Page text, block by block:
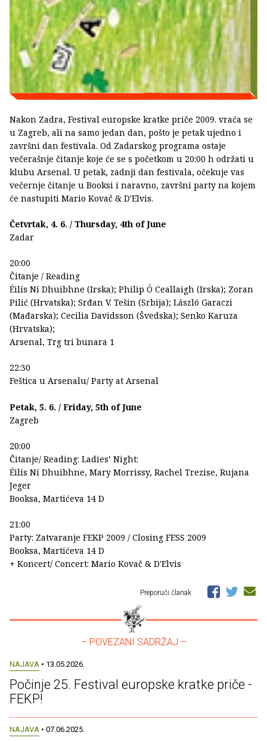
Nakon Zadra, Festival europske kratke priče 2009. vraća se
u Zagreb, ali na samo jedan dan, pošto je petak ujedno i
završni dan festivala. Od Zadarskog programa ostaje
večerašnje čitanje koje će se s početkom u 20:00 h održati u
klubu Arsenal. U petak, zadnji dan festivala, očekuje vas
večernje čitanje u Booksi i naravno, završni party na kojem
će nastupiti Mario Kovač & D'Elvis.
Četvrtak, 4. 6. / Thursday, 4th of June
Zadar
20:00
Čitanje / Reading
Éilís Ní Dhuibhne (Irska); Philip Ó Ceallaigh (Irska); Zoran
Pilić (Hrvatska); Srđan V. Tešin (Srbija); László Garaczi
(Mađarska); Cecilia Davidsson (Švedska); Senko Karuza
(Hrvatska);
Arsenal, Trg tri bunara 1
22:30
Feštica u Arsenalu/ Party at Arsenal
Petak, 5. 6. / Friday, 5th of June
Zagreb
20:00
Čitanje/ Reading: Ladies’ Night:
Éilís Ní Dhuibhne, Mary Morrissy, Rachel Trezise, Rujana
Jeger
Booksa, Martićeva 14 D
21:00
Party: Zatvaranje FEKP 2009 / Closing FESS 2009
Booksa, Martićeva 14 D
+ Koncert/ Concert: Mario Kovač & D'Elvis
Preporuči članak
– POVEZANI SADRŽAJ –
NAJAVA • 13.05.2026.
Počinje 25. Festival europske kratke priče -
FEKP!
NAJAVA • 07.06.2025.